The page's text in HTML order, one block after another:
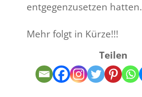
entgegenzusetzen hatten.
Mehr folgt in Kürze!!!
Teilen